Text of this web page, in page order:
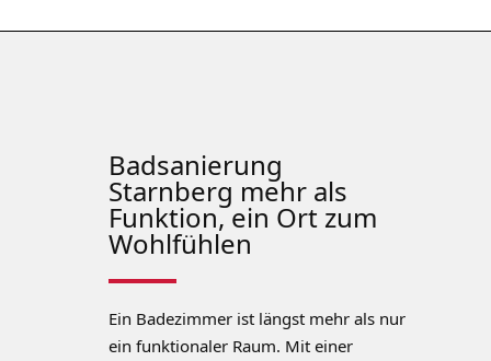
Badsanierung
Starnberg mehr als
Funktion, ein Ort zum
Wohlfühlen
Ein Badezimmer ist längst mehr als nur
ein funktionaler Raum. Mit einer